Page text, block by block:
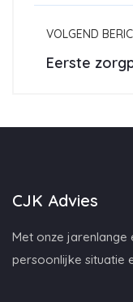
VOLGEND
Eerste
CJK Advies
Met onze jarenlange
persoonlijke situatie